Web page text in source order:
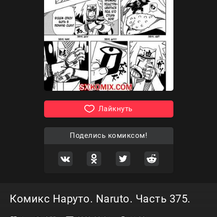
Лайкнуть
Поделись комиксом!
Комикс Наруто. Naruto. Часть 375.